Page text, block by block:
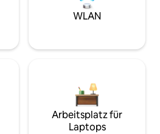
WLAN
Arbeitsplatz für
Laptops